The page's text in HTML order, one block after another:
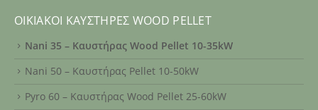
ΟΙΚΙΑΚΟΊ ΚΑΥΣΤΉΡΕΣ WOOD PELLET
Nani 35 – Καυστήρας Wood Pellet 10-35kW
Nani 50 – Καυστήρας Pellet 10-50kW
Pyro 60 – Καυστήρας Wood Pellet 25-60kW